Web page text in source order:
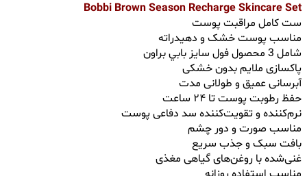
Bobbi Brown Season Recharge Skincare Set
ست کامل مراقبت پوست
مناسب پوست خشک و دهیدراته
شامل 3 محصول فول ‌سایز بابي براون
پاکسازی ملایم بدون خشکی
آبرسانی عمیق و طولانی مدت
حفظ رطوبت پوست تا ۲۴ ساعت
نرم‌کننده و تقویت‌کننده سد دفاعی پوست
مناسب صورت و دور چشم
بافت سبک و جذب سریع
غنی‌شده با روغن‌های گیاهی مغذی